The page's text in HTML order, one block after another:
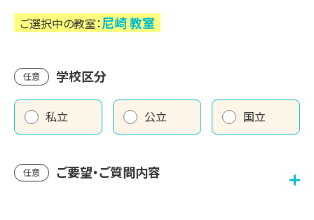
ご選択中の教室：尼崎教室
任意 学校区分
私立 公立 国立
任意 ご要望・ご質問内容